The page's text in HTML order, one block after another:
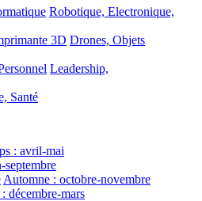
Robotique, Electronique,
3D Drones, Objets
Leadership,
Santé
: avril-mai
septembre
Automne : octobre-novembre
décembre-mars